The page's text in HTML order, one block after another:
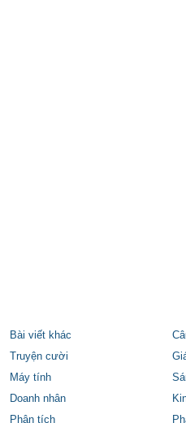
Bài viết khác
Truyện cười
Máy tính
Doanh nhân
Phân tích